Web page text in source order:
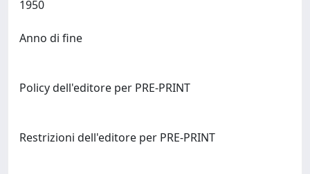
Anno di fine
Policy dell'editore per PRE-PRINT
Restrizioni dell'editore per PRE-PRINT